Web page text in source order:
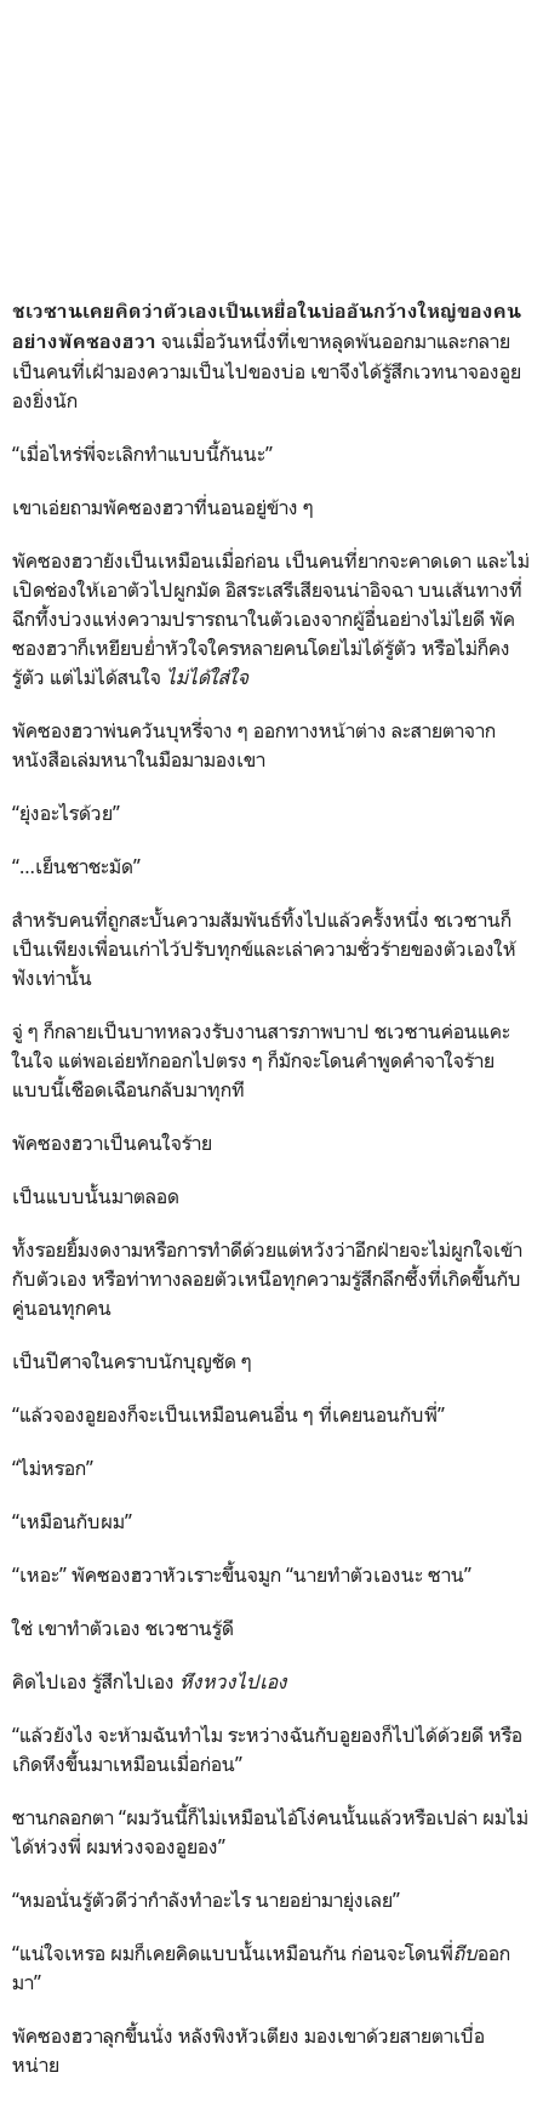
ชเวซานเคยคิดว่าตัวเองเป็นเหยื่อในบ่ออันกว้างใหญ่ของคน
อย่างพัคซองฮวา จนเมื่อวันหนึ่งที่เขาหลุดพ้นออกมาและกลาย
เป็นคนที่เฝ้ามองความเป็นไปของบ่อ เขาจึงได้รู้สึกเวทนาจองอูย
องยิ่งนัก
“เมื่อไหร่พี่จะเลิกทำแบบนี้กันนะ”
เขาเอ่ยถามพัคซองฮวาที่นอนอยู่ข้าง ๆ
พัคซองฮวายังเป็นเหมือนเมื่อก่อน เป็นคนที่ยากจะคาดเดา และไม่
เปิดช่องให้เอาตัวไปผูกมัด อิสระเสรีเสียจนน่าอิจฉา บนเส้นทางที่
ฉีกทึ้งบ่วงแห่งความปรารถนาในตัวเองจากผู้อื่นอย่างไม่ไยดี พัค
ซองฮวาก็เหยียบย่ำหัวใจใครหลายคนโดยไม่ได้รู้ตัว หรือไม่ก็คง
รู้ตัว แต่ไม่ได้สนใจ ไม่ได้ใส่ใจ
พัคซองฮวาพ่นควันบุหรี่จาง ๆ ออกทางหน้าต่าง ละสายตาจาก
หนังสือเล่มหนาในมือมามองเขา
“ยุ่งอะไรด้วย”
“…เย็นชาชะมัด”
สำหรับคนที่ถูกสะบั้นความสัมพันธ์ทิ้งไปแล้วครั้งหนึ่ง ชเวซานก็
เป็นเพียงเพื่อนเก่าไว้ปรับทุกข์และเล่าความชั่วร้ายของตัวเองให้
ฟังเท่านั้น
จู่ ๆ ก็กลายเป็นบาทหลวงรับงานสารภาพบาป ชเวซานค่อนแคะ
ในใจ แต่พอเอ่ยทักออกไปตรง ๆ ก็มักจะโดนคำพูดคำจาใจร้าย
แบบนี้เชือดเฉือนกลับมาทุกที
พัคซองฮวาเป็นคนใจร้าย
เป็นแบบนั้นมาตลอด
ทั้งรอยยิ้มงดงามหรือการทำดีด้วยแต่หวังว่าอีกฝ่ายจะไม่ผูกใจเข้า
กับตัวเอง หรือท่าทางลอยตัวเหนือทุกความรู้สึกลึกซึ้งที่เกิดขึ้นกับ
คู่นอนทุกคน
เป็นปีศาจในคราบนักบุญชัด ๆ
“แล้วจองอูยองก็จะเป็นเหมือนคนอื่น ๆ ที่เคยนอนกับพี่”
“ไม่หรอก”
“เหมือนกับผม”
“เหอะ” พัคซองฮวาหัวเราะขึ้นจมูก “นายทำตัวเองนะ ซาน”
ใช่ เขาทำตัวเอง ชเวซานรู้ดี
คิดไปเอง รู้สึกไปเอง หึงหวงไปเอง
“แล้วยังไง จะห้ามฉันทำไม ระหว่างฉันกับอูยองก็ไปได้ด้วยดี หรือ
เกิดหึงขึ้นมาเหมือนเมื่อก่อน”
ซานกลอกตา “ผมวันนี้ก็ไม่เหมือนไอ้โง่คนนั้นแล้วหรือเปล่า ผมไม่
ได้ห่วงพี่ ผมห่วงจองอูยอง”
“หมอนั่นรู้ตัวดีว่ากำลังทำอะไร นายอย่ามายุ่งเลย”
“แน่ใจเหรอ ผมก็เคยคิดแบบนั้นเหมือนกัน ก่อนจะโดนพี่ถีบออก
มา”
พัคซองฮวาลุกขึ้นนั่ง หลังพิงหัวเตียง มองเขาด้วยสายตาเบื่อ
หน่าย